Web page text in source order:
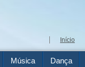
Início
Música Dança